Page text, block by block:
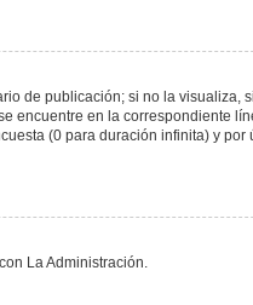
de publicación; si no la visualiza,
encuentre en la correspondiente
(0 para duración infinita) y por
La Administración.